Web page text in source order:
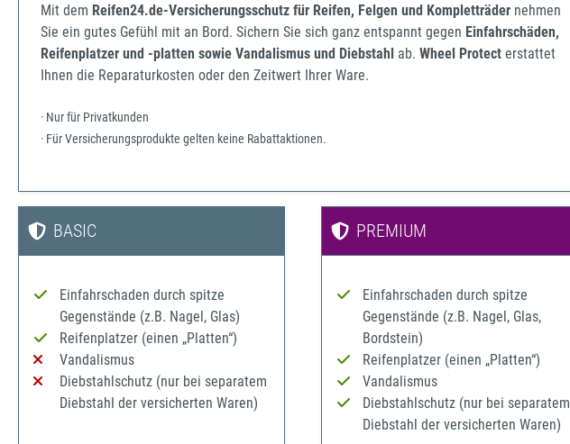
Mit dem Reifen24.de-Versicherungsschutz für Reifen, Felgen und Kompletträder nehmen
Sie ein gutes Gefühl mit an Bord. Sichern Sie sich ganz entspannt gegen Einfahrschäden,
Reifenplatzer und -platten sowie Vandalismus und Diebstahl ab. Wheel Protect erstattet
Ihnen die Reparaturkosten oder den Zeitwert Ihrer Ware.
· Nur für Privatkunden
· Für Versicherungsprodukte gelten keine Rabattaktionen.
BASIC
Einfahrschaden durch spitze
Gegenstände (z.B. Nagel, Glas)
Reifenplatzer (einen „Platten“)
Vandalismus
Diebstahlschutz (nur bei separatem
Diebstahl der versicherten Waren)
PREMIUM
Einfahrschaden durch spitze
Gegenstände (z.B. Nagel, Glas,
Bordstein)
Reifenplatzer (einen „Platten“)
Vandalismus
Diebstahlschutz (nur bei separatem
Diebstahl der versicherten Waren)